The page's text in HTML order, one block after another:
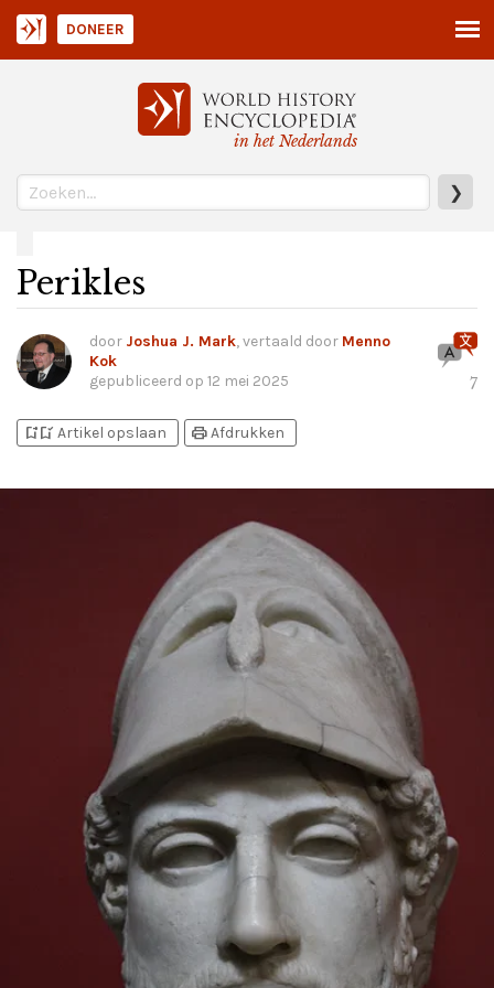
in het Nederlands
❯
DONEER
Perikles
door Joshua J. Mark, vertaald door Menno
Kok
gepubliceerd op 12 mei 2025 7
bookmark_addbookmark_added Artikel opslaan printAfdrukken